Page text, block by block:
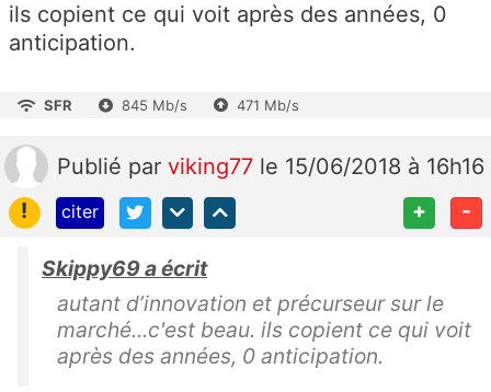
ils copient ce qui voit après des années, 0
anticipation.
SFR 845 Mb/s 471 Mb/s
Publié par viking77 le 15/06/2018 à 16h16
!
citer + -
Skippy69 a écrit
autant d’innovation et précurseur sur le
marché...c'est beau. ils copient ce qui voit
après des années, 0 anticipation.